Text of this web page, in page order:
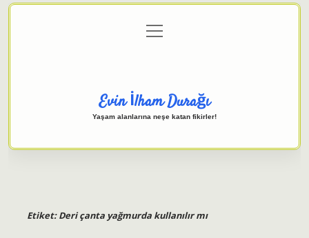
Gizlilik Politikası
menüyü
aç
Evin İlham Durağı
Yaşam alanlarına neşe katan fikirler!
Etiket:Deri çanta yağmurda kullanılır mı